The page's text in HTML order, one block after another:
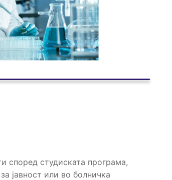
според студиската програма,
јавност или во болничка